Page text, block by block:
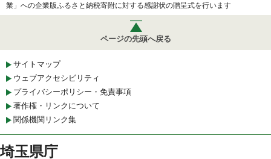
業」への企業版ふるさと納税寄附に対する感謝状の贈呈式を行います
ページの先頭へ戻る
サイトマップ
ウェブアクセシビリティ
プライバシーポリシー・免責事項
著作権・リンクについて
関係機関リンク集
埼玉県庁